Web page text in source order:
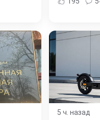
5 ч. назад